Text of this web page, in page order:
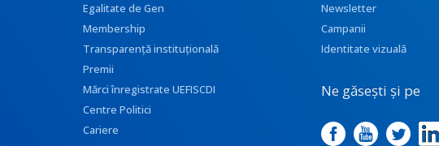
Egalitate de Gen
Membership
Transparenţă instituţională
Premii
Mărci înregistrate UEFISCDI
Centre Politici
Cariere
Newsletter
Campanii
Identitate vizuală
Ne găsești și pe